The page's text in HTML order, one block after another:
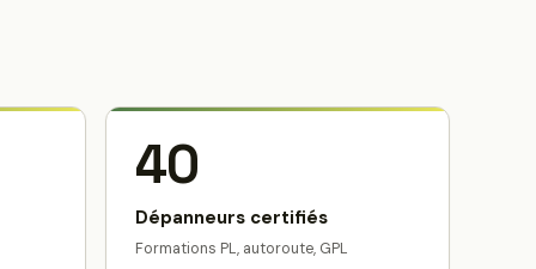
40
Dépanneurs certifiés
Formations PL, autoroute, GPL